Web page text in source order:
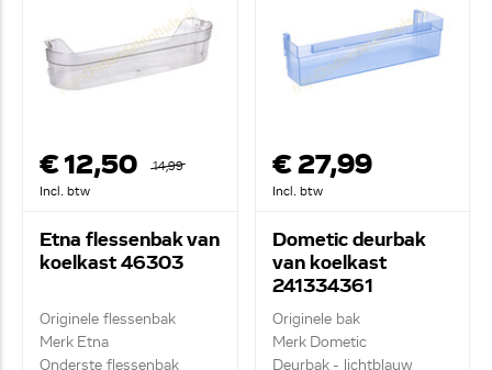
€ 12,50
14,99
Incl. btw
Etna flessenbak van
koelkast 46303
Originele flessenbak
Merk Etna
Onderste flessenbak
€ 27,99
Incl. btw
Dometic deurbak
van koelkast
241334361
Originele bak
Merk Dometic
Deurbak - lichtblauw